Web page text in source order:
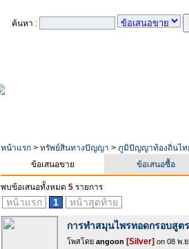
ค้นหา :
หน้าแรก > ทรัพย์สินทางปัญญา > ภูมิปัญญาท้องถิ่นไท
ข้อเสนอขาย
ข้อเสนอซื้อ
พบข้อเสนอทั้งหมด 5 รายการ
หน้าแรก 1 หน้าสุดท้าย
การทำสมุนไพรทอดกรอบสูต
โพสโดย angoon [Silver] on 08 พ.